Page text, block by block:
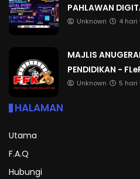
PAHLAWAN
Unknown 4 hari
MAJLIS
PENDIDIKAN -
Unknown 5 hari
HALAMAN
Utama
F.A.Q
Hubungi